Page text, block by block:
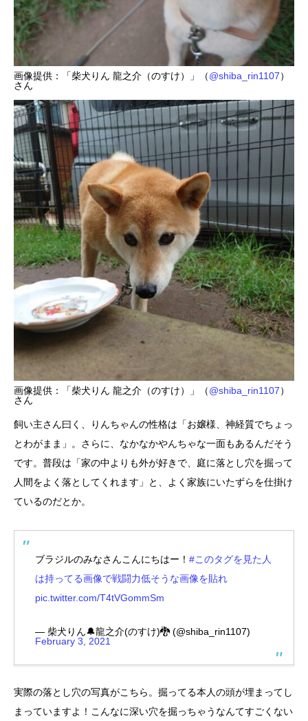
画像提供：「柴犬りん 龍之介（のすけ）」（@shiba_rin1107）
さん
画像提供：「柴犬りん 龍之介（のすけ）」（@shiba_rin1107）
さん
飼い主さん曰く、りんちゃんの性格は「お嬢様、神経質でちょっ
とわがまま」。さらに、なかなかやんちゃな一面もあるんだそう
です。普段は「家の中よりも外が好きで、庭に落とし穴を掘って
人間をよく落としてくれます」と、よく家族にいたずらを仕掛け
ているのだとか。
ブラジルのみなさんこんにちはー！ #このタグを見た人
は持ってる画像で戦闘力低そうな画像を貼れ
pic.twitter.com/T4tVGommSm
— 柴犬りん🔔龍之介(のすけ)🐉 (@shiba_rin1107)
February 3, 2021
実際の落とし穴の写真がこちら。掘ってる本人の頭が埋まってし
まっていますよ！こんなに深い穴を掘っちゃうなんてすごくない